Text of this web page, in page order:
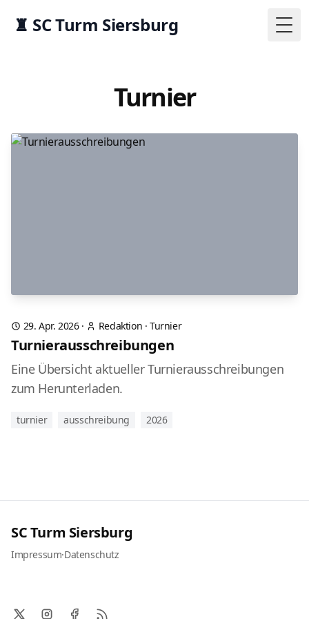
♜ SC Turm Siersburg
Turnier
29. Apr. 2026· Redaktion ·Turnier
Turnierausschreibungen
Eine Übersicht aktueller Turnierausschreibungen
zum Herunterladen.
turnier ausschreibung 2026
SC Turm Siersburg
Impressum·Datenschutz